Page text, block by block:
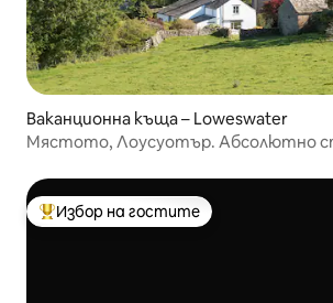
Ваканционна къща – Loweswater
Мястото, Лоусуотър.
Най-популярен избор на гостите
Избор на гостите